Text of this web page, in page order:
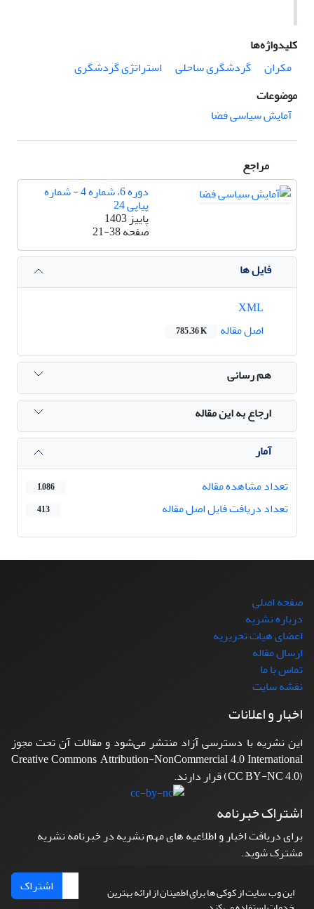
این وب سایت از کوکی ها برای اطمینان از ارائه بهترین
کلیدواژه‌ها
مکران
گردشگری ساحلی
استراتژی گردشگری
موضوعات
آمایش سیاسی فضا
مراجع
دوره 6، شماره 4 - شماره
پیاپی 24
پاییز 1403
صفحه21-38
فایل ها
اصل مقاله
785.36 K
هم رسانی
ارجاع به این مقاله
آمار
تعداد مشاهده مقاله
1,086
تعداد دریافت فایل اصل مقاله 413
صفحه اصلی
درباره نشریه
اعضای هیات تحریریه
ارسال مقاله
تماس با ما
نقشه سایت
اخبار و اعلانات
این نشریه با دسترسی آزاد منتشر می‌شود و مقالات آن تحت مجوز
Creative Commons Attribution-NonCommercial 4.0 International
(CC BY-NC 4.0) قرار دارند.
اشتراک خبرنامه
برای دریافت اخبار و اطلاعیه های مهم نشریه در خبرنامه نشریه
مشترک شوید.
اشتراک